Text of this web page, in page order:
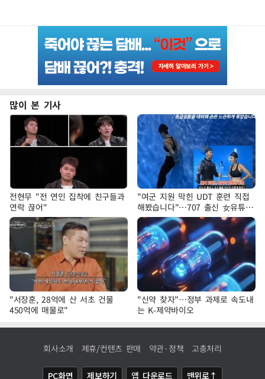
많이 본 기사
전현무 "전 연인 집착에 친구들과
연락 끊어"
"여군 지원 막힌 UDT 훈련 직접
해봤습니다"…707 출신 女유튜버
'완벽 소화'
"서장훈, 28억에 산 서초 건물
450억에 매물로"
"신약 찾자"…정부 과제로 속도내
는 K-제약바이오
회사소개 제휴/컨텐츠 판매 약관·정책 고충처리
PC화면 제보하기 앱 다운로드 맨위로↑